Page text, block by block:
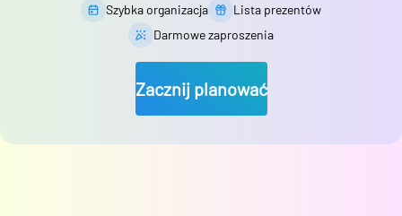
Szybka organizacja
Lista prezentów
Darmowe zaproszenia
Zacznij planować